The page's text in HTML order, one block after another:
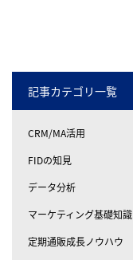
記事カテゴリ一覧
CRM/MA活用
FIDの知見
データ分析
マーケティング基礎知識
定期通販成長ノウハウ